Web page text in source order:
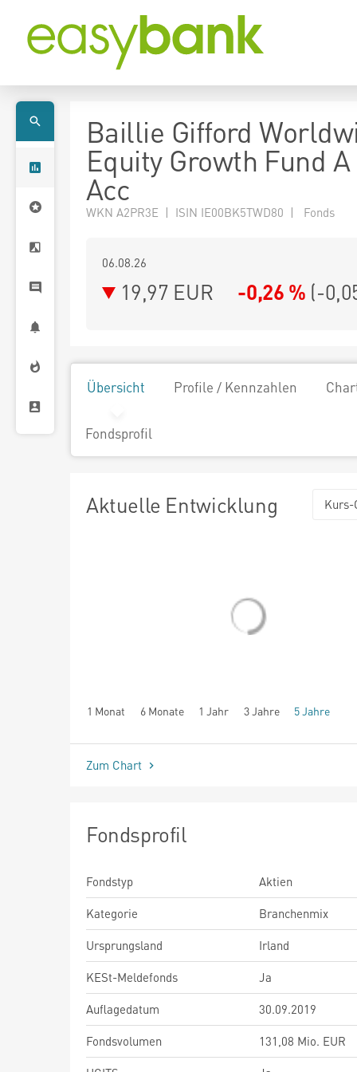
Baillie Gifford
Equity Growth Fund A
Acc
WKN A2PR3E | ISIN IE00BK5TWD80 | Fonds
06.08.26
19,97 EUR -0,26 % (-
Übersicht Profile / Kennzahlen
Fondsprofil
Aktuelle Entwicklung Kurs-
1 Monat 6 Monate 1 Jahr 3 Jahre 5 Jahre
seit Beginn
Zum Chart
Fondsprofil
Fondstyp
Aktien
Kategorie
Branchenmix
Ursprungsland
Irland
KESt-Meldefonds
Ja
Auflagedatum
30.09.2019
Fondsvolumen
131,08 Mio. EUR